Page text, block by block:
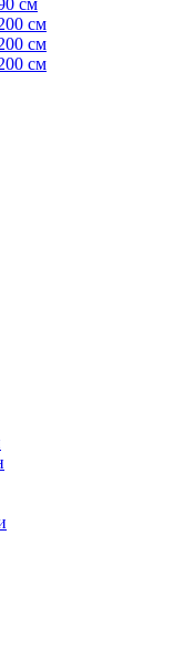
см
см
см
см